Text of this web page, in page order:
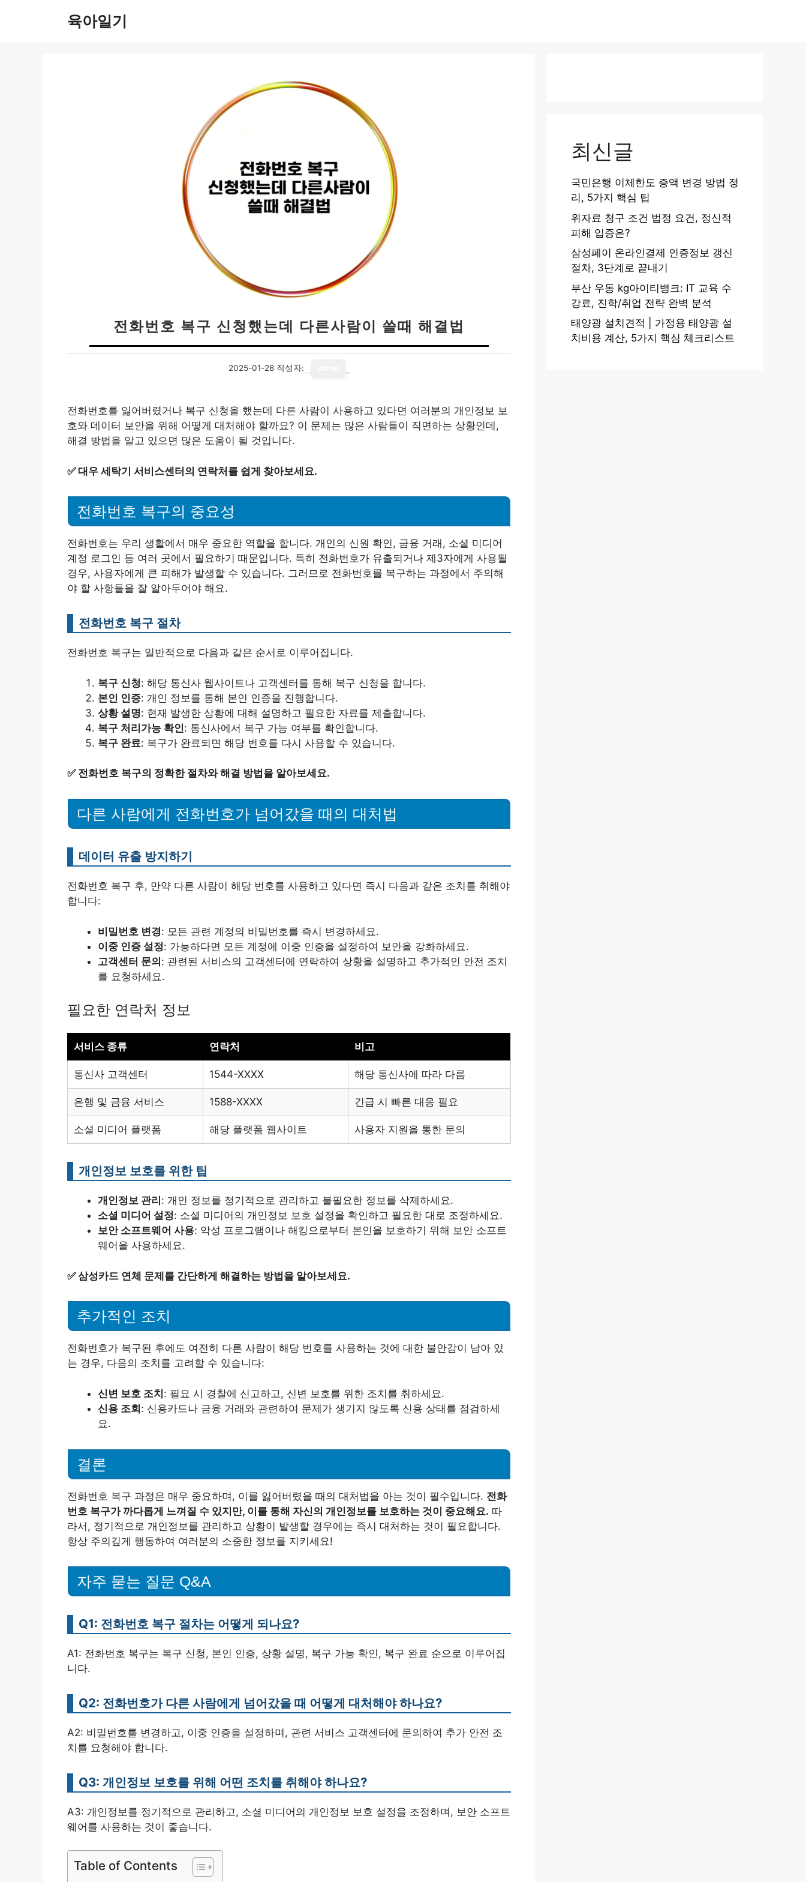
육아일기
전화번호 복구 신청했는데 다른사람이 쓸때 해결법
2025-01-28 작성자:
전화번호를 잃어버렸거나 복구 신청을 했는데 다른 사람이 사용하고 있다면 여러분의 개인정보 보
호와 데이터 보안을 위해 어떻게 대처해야 할까요? 이 문제는 많은 사람들이 직면하는 상황인데,
해결 방법을 알고 있으면 많은 도움이 될 것입니다.
✅대우 세탁기 서비스센터의 연락처를 쉽게 찾아보세요.
전화번호 복구의 중요성
전화번호는 우리 생활에서 매우 중요한 역할을 합니다. 개인의 신원 확인, 금융 거래, 소셜 미디어
계정 로그인 등 여러 곳에서 필요하기 때문입니다. 특히 전화번호가 유출되거나 제3자에게 사용될
경우, 사용자에게 큰 피해가 발생할 수 있습니다. 그러므로 전화번호를 복구하는 과정에서 주의해
야 할 사항들을 잘 알아두어야 해요.
전화번호 복구 절차
전화번호 복구는 일반적으로 다음과 같은 순서로 이루어집니다.
복구 신청: 해당 통신사 웹사이트나 고객센터를 통해 복구 신청을 합니다.
본인 인증: 개인 정보를 통해 본인 인증을 진행합니다.
상황 설명: 현재 발생한 상황에 대해 설명하고 필요한 자료를 제출합니다.
복구 처리가능 확인: 통신사에서 복구 가능 여부를 확인합니다.
복구 완료: 복구가 완료되면 해당 번호를 다시 사용할 수 있습니다.
✅ 전화번호 복구의 정확한 절차와 해결 방법을 알아보세요.
다른 사람에게 전화번호가 넘어갔을 때의 대처법
데이터 유출 방지하기
전화번호 복구 후, 만약 다른 사람이 해당 번호를 사용하고 있다면 즉시 다음과 같은 조치를 취해야
합니다:
비밀번호 변경: 모든 관련 계정의 비밀번호를 즉시 변경하세요.
이중 인증 설정: 가능하다면 모든 계정에 이중 인증을 설정하여 보안을 강화하세요.
고객센터 문의: 관련된 서비스의 고객센터에 연락하여 상황을 설명하고 추가적인 안전 조치
를 요청하세요.
필요한 연락처 정보
서비스 종류 연락처 비고
통신사 고객센터 1544-XXXX 해당 통신사에 따라 다름
은행 및 금융 서비스 1588-XXXX 긴급 시 빠른 대응 필요
소셜 미디어 플랫폼 해당 플랫폼 웹사이트 사용자 지원을 통한 문의
개인정보 보호를 위한 팁
개인정보 관리 : 개인 정보를 정기적으로 관리하고 불필요한 정보를 삭제하세요.
소셜 미디어 설정: 소셜 미디어의 개인정보 보호 설정을 확인하고 필요한 대로 조정하세요.
보안 소프트웨어 사용: 악성 프로그램이나 해킹으로부터 본인을 보호하기 위해 보안 소프트
웨어을 사용하세요.
✅삼성카드 연체 문제를 간단하게 해결하는 방법을 알아보세요.
추가적인 조치
전화번호가 복구된 후에도 여전히 다른 사람이 해당 번호를 사용하는 것에 대한 불안감이 남아 있
는 경우, 다음의 조치를 고려할 수 있습니다:
신변 보호 조치: 필요 시 경찰에 신고하고, 신변 보호를 위한 조치를 취하세요.
신용 조회: 신용카드나 금융 거래와 관련하여 문제가 생기지 않도록 신용 상태를 점검하세
요.
결론
전화번호 복구 과정은 매우 중요하며, 이를 잃어버렸을 때의 대처법을 아는 것이 필수입니다. 전화
번호 복구가 까다롭게 느껴질 수 있지만, 이를 통해 자신의 개인정보를 보호하는 것이 중요해요. 따
라서, 정기적으로 개인정보를 관리하고 상황이 발생할 경우에는 즉시 대처하는 것이 필요합니다.
항상 주의깊게 행동하여 여러분의 소중한 정보를 지키세요!
자주 묻는 질문 Q&A
Q1: 전화번호 복구 절차는 어떻게 되나요?
A1: 전화번호 복구는 복구 신청, 본인 인증, 상황 설명, 복구 가능 확인, 복구 완료 순으로 이루어집
니다.
Q2: 전화번호가 다른 사람에게 넘어갔을 때 어떻게 대처해야 하나요?
A2: 비밀번호를 변경하고, 이중 인증을 설정하며, 관련 서비스 고객센터에 문의하여 추가 안전 조
치를 요청해야 합니다.
Q3: 개인정보 보호를 위해 어떤 조치를 취해야 하나요?
A3: 개인정보를 정기적으로 관리하고, 소셜 미디어의 개인정보 보호 설정을 조정하며, 보안 소프트
웨어를 사용하는 것이 좋습니다.
Table of Contents
최신글
국민은행 이체한도 증액 변경 방법 정
리, 5가지 핵심 팁
위자료 청구 조건 법정 요건, 정신적
피해 입증은?
삼성페이 온라인결제 인증정보 갱신
절차, 3단계로 끝내기
부산 우동 kg아이티뱅크: IT 교육 수
강료, 진학/취업 전략 완벽 분석
태양광 설치견적 | 가정용 태양광 설
치비용 계산, 5가지 핵심 체크리스트